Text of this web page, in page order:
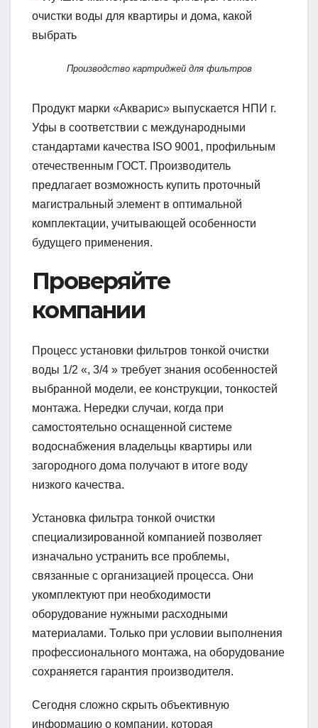
Производство картриджей для фильтров
Продукт марки «Акварис» выпускается НПИ г.
Уфы в соответствии с международными
стандартами качества ISO 9001, профильным
отечественным ГОСТ. Производитель
предлагает возможность купить проточный
магистральный элемент в оптимальной
комплектации, учитывающей особенности
будущего применения.
Проверяйте
компании
Процесс установки фильтров тонкой очистки
воды 1/2 «, 3/4 » требует знания особенностей
выбранной модели, ее конструкции, тонкостей
монтажа. Нередки случаи, когда при
самостоятельно оснащенной системе
водоснабжения владельцы квартиры или
загородного дома получают в итоге воду
низкого качества.
Установка фильтра тонкой очистки
специализированной компанией позволяет
изначально устранить все проблемы,
связанные с организацией процесса. Они
укомплектуют при необходимости
оборудование нужными расходными
материалами. Только при условии выполнения
профессионального монтажа, на оборудование
сохраняется гарантия производителя.
Сегодня сложно скрыть объективную
информацию о компании, которая